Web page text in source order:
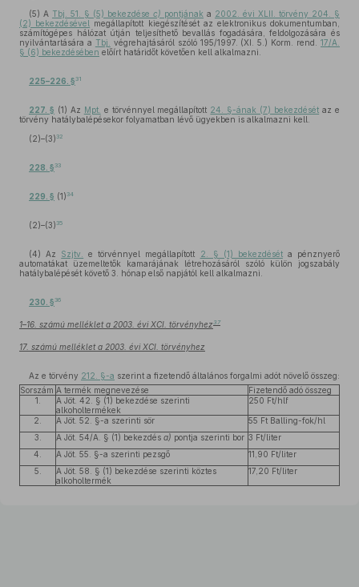
(5) A Tbj. 51. § (5) bekezdése c) pontjának a 2002. évi XLII. törvény 204. §
(2) bekezdésével megállapított kiegészítését az elektronikus dokumentumban,
számítógépes hálózat útján teljesíthető bevallás fogadására, feldolgozására és
nyilvántartására a Tbj. végrehajtásáról szóló 195/1997. (XI. 5.) Korm. rend.17/A.
§ (6) bekezdésében előírt határidőt követően kell alkalmazni.
225–226. § 31
227. § (1) Az Mpt. e törvénnyel megállapított 24. §-ának (7) bekezdését az e
törvény hatálybalépésekor folyamatban lévő ügyekben is alkalmazni kell.
(2)–(3) 32
228. § 33
229. § (1) 34
(2)–(3) 35
(4) Az Szjtv. e törvénnyel megállapított 2. § (1) bekezdéséta pénznyerő
automatákat üzemeltetők kamarájának létrehozásáról szóló külön jogszabály
hatálybalépését követő 3. hónap első napjától kell alkalmazni.
230. § 36
1–16. számú melléklet a 2003. évi XCI. törvényhez 37
17. számú melléklet a 2003. évi XCI. törvényhez
Az e törvény 212. §-a szerint a fizetendő általános forgalmi adót növelő összeg:
Sorszám A termék megnevezése
Fizetendő adó összeg
1.
A Jöt. 42. § (1) bekezdése szerinti
alkoholtermékek
250 Ft/hlf
2. A Jöt. 52. §-a szerinti sör
55 Ft Balling-fok/hl
3.
A Jöt. 54/A. § (1) bekezdés a) pontja szerinti bor 3 Ft/liter
4.
A Jöt. 55. §-a szerinti pezsgő
11,90 Ft/liter
5.
A Jöt. 58. § (1) bekezdése szerinti köztes
alkoholtermék
17,20 Ft/liter